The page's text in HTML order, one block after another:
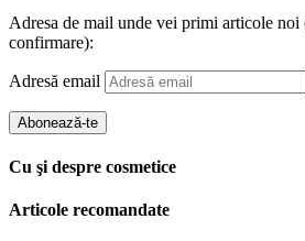
Adresa de mail unde vei primi articole noi
confirmare):
Adresă email
Abonează-te
Cu şi despre cosmetice
Articole recomandate